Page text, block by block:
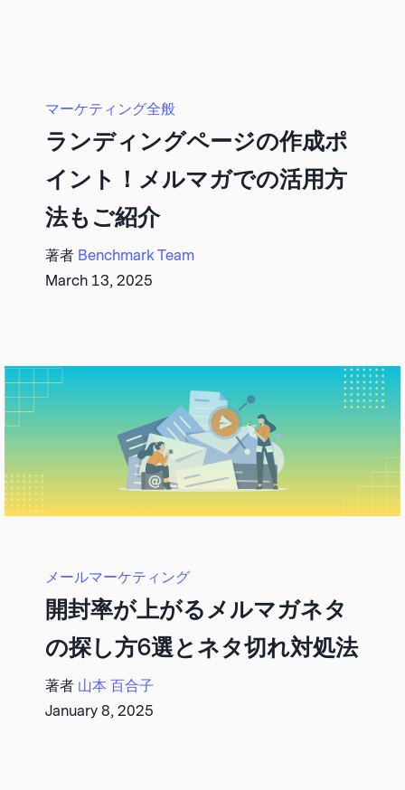
マーケティング全般
ランディングページの作成ポ
イント！メルマガでの活用方
法もご紹介
著者 Benchmark Team
March 13, 2025
メールマーケティング
開封率が上がるメルマガネタ
の探し方6選とネタ切れ対処法
著者 山本 百合子
January 8, 2025